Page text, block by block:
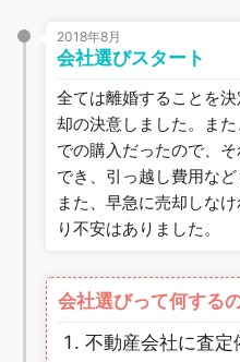
2018年8月
会社選びスタート
全ては離婚することを
却の決意しました。ま
での購入だったので、
でき、引っ越し費用な
また、早急に売却しな
り不安はありました。
会社選びって何する
不動産会社に査定